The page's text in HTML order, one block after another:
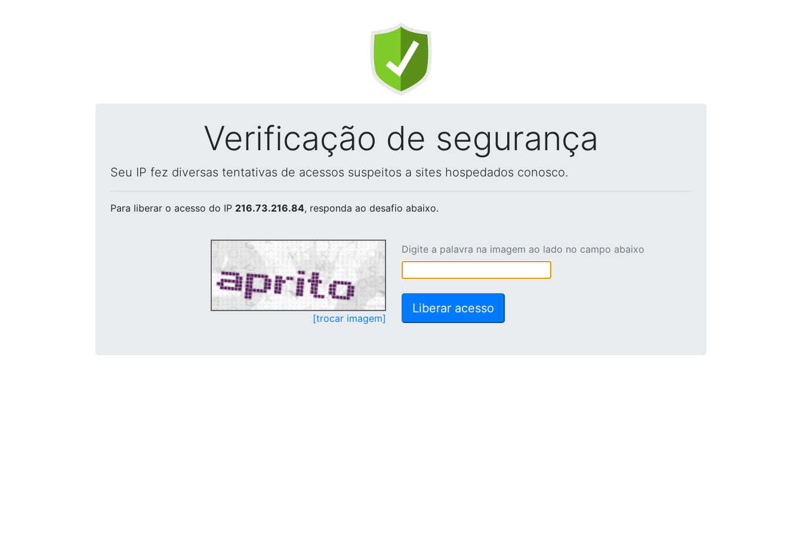
Verificação de segurança
Seu IP fez diversas tentativas de acessos suspeitos a sites hospedados conosco.
Para liberar o acesso do IP 216.73.216.84, responda ao desafio abaixo.
[trocar imagem]
Digite a palavra na imagem ao lado no campo abaixo